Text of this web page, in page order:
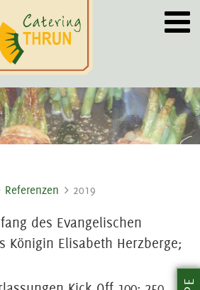
Referenzen 2019
des Evangelischen
Königin Elisabeth Herzberge;